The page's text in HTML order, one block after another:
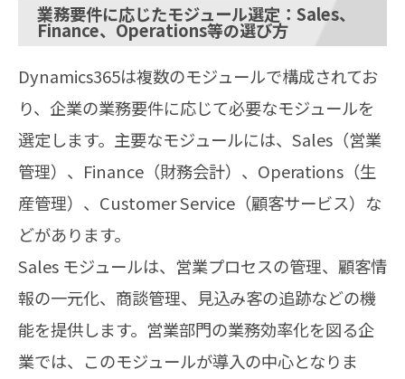
業務要件に応じたモジュール選定：Sales、
Finance、Operations等の選び方
Dynamics365は複数のモジュールで構成されてお
り、企業の業務要件に応じて必要なモジュールを
選定します。主要なモジュールには、Sales（営業
管理）、Finance（財務会計）、Operations（生
産管理）、Customer Service（顧客サービス）な
どがあります。
Sales モジュールは、営業プロセスの管理、顧客情
報の一元化、商談管理、見込み客の追跡などの機
能を提供します。営業部門の業務効率化を図る企
業では、このモジュールが導入の中心となりま